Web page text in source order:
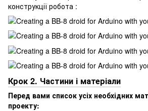
конструкції робота :
Крок 2. Частини і матеріали
Перед вами список усіх необхідних
проекту: